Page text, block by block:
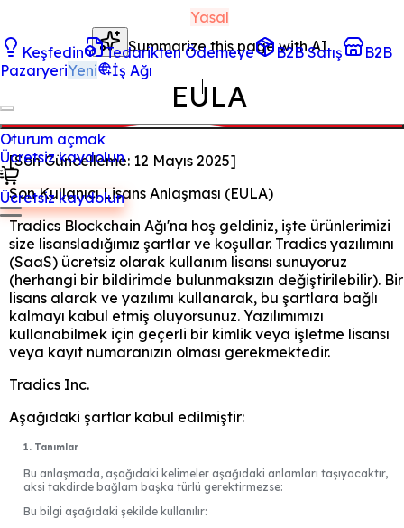
Keşfedin Tedarikten Ödemeye B2B Satış
B2B
PazaryeriYeni İş Ağı
Oturum açmak
Ücretsiz kaydolun
Ücretsiz kaydolun
Yasal
Summarize this page with AI
EULA
[Son Güncelleme: 12 Mayıs 2025]
Son Kullanıcı Lisans Anlaşması (EULA)
Tradics Blockchain Ağı'na hoş geldiniz, işte ürünlerimizi
size lisansladığımız şartlar ve koşullar. Tradics yazılımını
(SaaS) ücretsiz olarak kullanım lisansı sunuyoruz
(herhangi bir bildirimde bulunmaksızın değiştirilebilir). Bir
lisans alarak ve yazılımı kullanarak, bu şartlara bağlı
kalmayı kabul etmiş oluyorsunuz. Yazılımımızı
kullanabilmek için geçerli bir kimlik veya işletme lisansı
veya kayıt numaranızın olması gerekmektedir.
Tradics Inc.
Aşağıdaki şartlar kabul edilmiştir:
1. Tanımlar
Bu anlaşmada, aşağıdaki kelimeler aşağıdaki anlamları taşıyacaktır,
aksi takdirde bağlam başka türlü gerektirmezse:
Bu bilgi aşağıdaki şekilde kullanılır: